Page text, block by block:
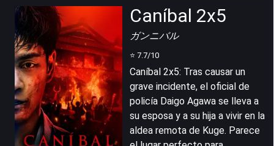
Caníbal 2x5
ガンニバル
⭐ 7.7/10
Caníbal 2x5: Tras causar un
grave incidente, el oficial de
policía Daigo Agawa se lleva a
su esposa y a su hija a vivir en la
aldea remota de Kuge. Parece